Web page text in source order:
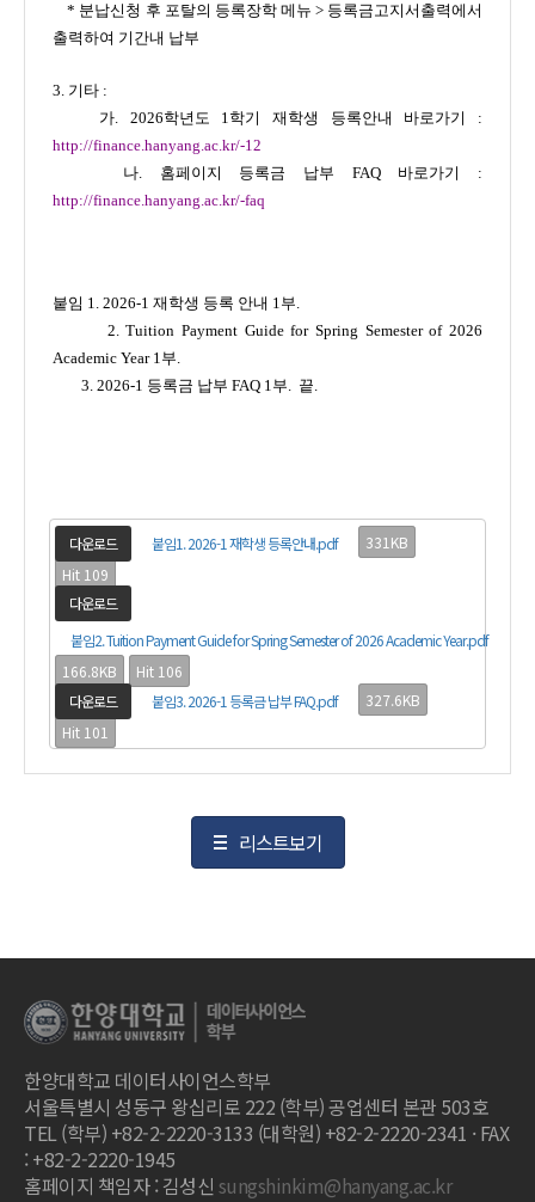
* 분납신청 후 포탈의 등록장학 메뉴 > 등록금고지서출력에서
출력하여 기간내 납부
3. 기타 :
가. 2026학년도 1학기 재학생 등록안내 바로가기 :
http://finance.hanyang.ac.kr/-12
나. 홈페이지 등록금 납부 FAQ 바로가기 :
http://finance.hanyang.ac.kr/-faq
붙임 1. 2026-1 재학생 등록 안내 1부.
2. Tuition Payment Guide for Spring Semester of 2026
Academic Year 1부.
3. 2026-1 등록금 납부 FAQ 1부. 끝.
다운로드 붙임1. 2026-1 재학생 등록안내.pdf
331KB
Hit 109
다운로드
붙임2. Tuition Payment Guide for Spring Semester of 2026 Academic Year.pdf
166.8KB
Hit 106
다운로드
붙임3. 2026-1 등록금 납부 FAQ.pdf
327.6KB
Hit 101
리스트보기
한양대학교 데이터사이언스학부
서울특별시 성동구 왕십리로 222 (학부) 공업센터 본관 503호
TEL (학부) +82-2-2220-3133 (대학원) +82-2-2220-2341 · FAX
: +82-2-2220-1945
홈페이지 책임자 : 김성신 sungshinkim@hanyang.ac.kr